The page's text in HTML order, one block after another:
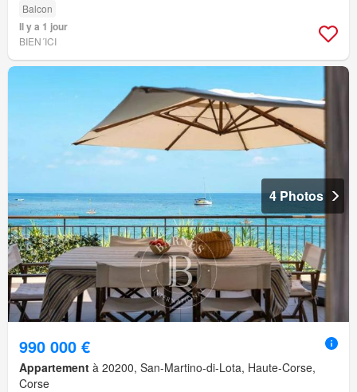
Balcon
Il y a 1 jour
BIEN´ICI
4 Photos
990 000 €
Appartement à 20200, San-Martino-di-Lota, Haute-Corse,
Corse